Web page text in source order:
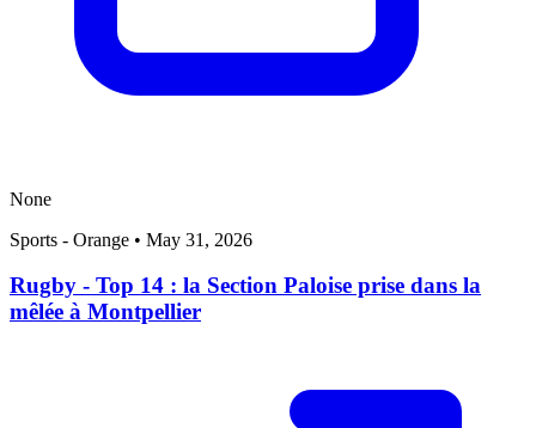
None
Sports - Orange • May 31, 2026
Rugby - Top 14 : la Section Paloise prise dans la
mêlée à Montpellier